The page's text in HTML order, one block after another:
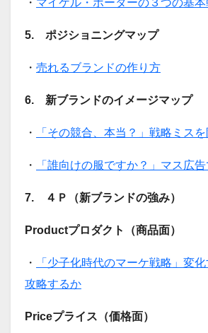
5. ポジショニングマップ
・ 売れるブランドの作り方
6. 新ブランドのイメージマップ
・ 「その競合、本当？」戦略ミス
・ 「誰向けの服ですか？」マス広
7. ４Ｐ（新ブランドの強み）
Productプロダクト（商品面）
・
「少子化時代のマーケ戦略」変
攻略するか
Priceプライス（価格面）